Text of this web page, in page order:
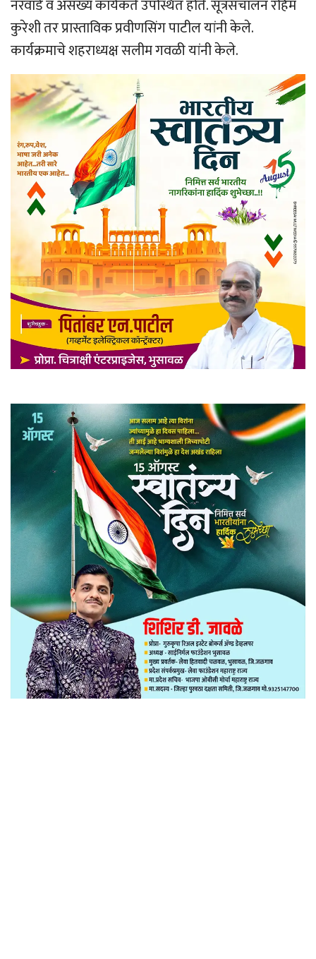
नरवाडे व असंख्य कार्यकर्ते उपस्थित होते. सूत्रसंचालन रहिम
कुरेशी तर प्रास्ताविक प्रवीणसिंग पाटील यांनी केले.
कार्यक्रमाचे शहराध्यक्ष सलीम गवळी यांनी केले.